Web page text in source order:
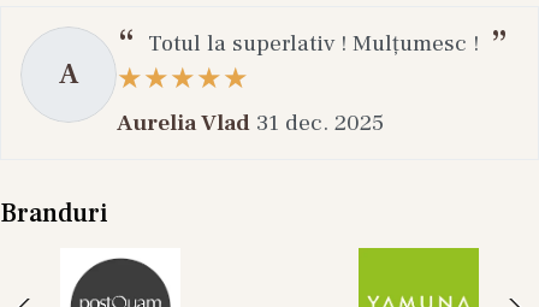
A
Totul la superlativ ! Mulțumesc !
Aurelia Vlad 31 dec. 2025
Branduri